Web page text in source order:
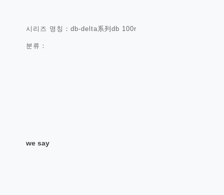
시리즈 명칭：db-delta系列db 100r
분류：
we say